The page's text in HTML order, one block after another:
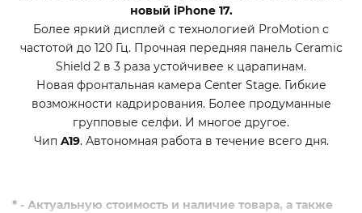
новый iPhone 17.
Более яркий дисплей с технологией ProMotion с
частотой до 120 Гц. Прочная передняя панель Ceramic
Shield 2 в 3 раза устойчивее к царапинам.
Новая фронтальная камера Center Stage. Гибкие
возможности кадрирования. Более продуманные
групповые селфи. И многое другое.
Чип A19. Автономная работа в течение всего дня.
* - Актуальную стоимость и наличие товара, а также